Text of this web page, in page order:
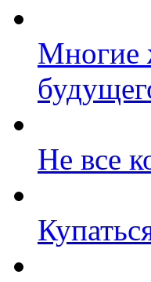
Многие
Не все